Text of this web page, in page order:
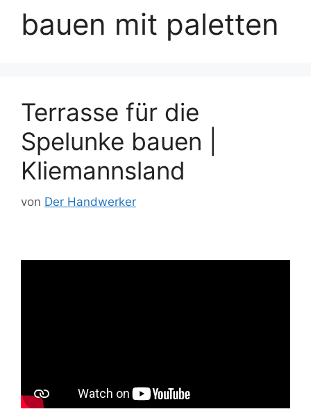
bauen mit paletten
Terrasse für die
Spelunke bauen |
Kliemannsland
von Der Handwerker